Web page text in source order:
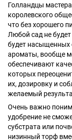
Голландцы
королевского
что без хорошего
Любой сад не
будет насыщенных
ароматы, вообще
обеспечивают
которых
их, дозировку и
желаемый
Очень важно
удобрение не
субстрата или
низинный торф